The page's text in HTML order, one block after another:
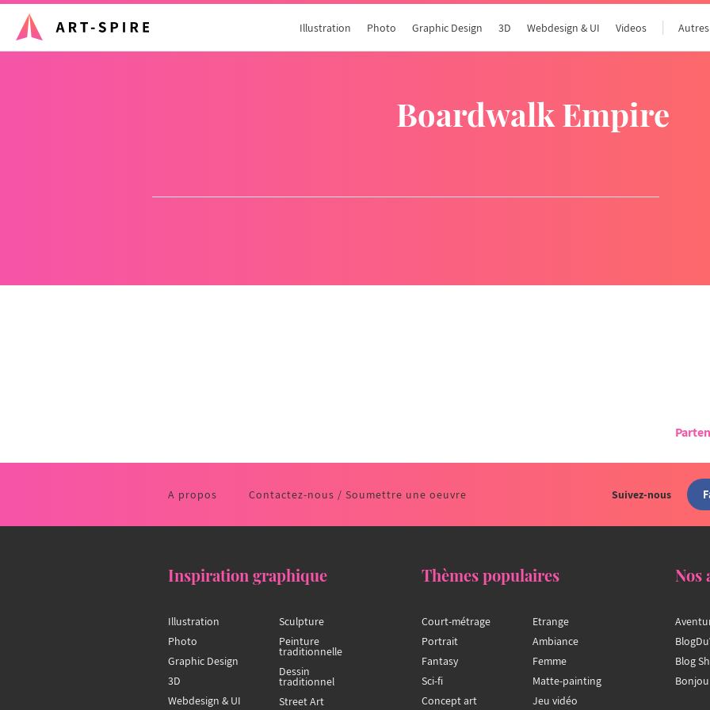
Illustration Photo Graphic Design 3D Webdesign & UI Videos Autres
Boardwalk Empire
A propos Contactez-nous / Soumettre une oeuvre Suivez-nous
Inspiration graphique
Illustration
Photo
Graphic Design
3D
Webdesign & UI
Sculpture
Peinture
traditionnelle
Dessin
traditionnel
Street Art
Thèmes populaires
Court-métrage
Portrait
Fantasy
Sci-fi
Concept art
Etrange
Ambiance
Femme
Matte-painting
Jeu vidéo
Nos
Blog